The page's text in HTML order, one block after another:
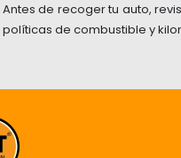
Antes de recoger tu auto,
políticas de combustible y